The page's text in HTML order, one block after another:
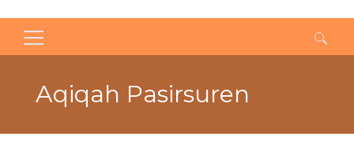
Search
Aqiqah Pasirsuren